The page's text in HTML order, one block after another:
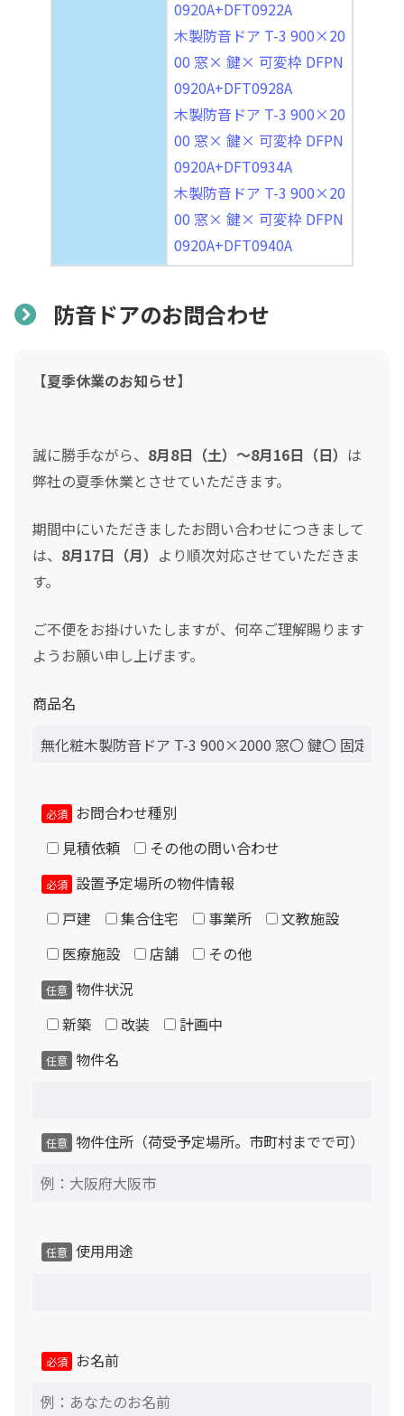
0920A+DFT0922A
木製防音ドア T-3 900×20
00 窓× 鍵× 可変枠 DFPN
0920A+DFT0928A
木製防音ドア T-3 900×20
00 窓× 鍵× 可変枠 DFPN
0920A+DFT0934A
木製防音ドア T-3 900×20
00 窓× 鍵× 可変枠 DFPN
0920A+DFT0940A
防音ドアのお問合わせ
【夏季休業のお知らせ】
誠に勝手ながら、 8月8日（土）～8月16日（日） は
弊社の夏季休業とさせていただきます。
期間中にいただきましたお問い合わせにつきまして
は、 8月17日（月） より順次対応させていただきま
す。
ご不便をお掛けいたしますが、何卒ご理解賜ります
ようお願い申し上げます。
商品名
必須 お問合わせ種別
見積依頼
その他の問い合わせ
必須 設置予定場所の物件情報
戸建
集合住宅 事業所
文教施設
医療施設
店舗 その他
任意
物件状況
新築
改装 計画中
任意 物件名
任意 物件住所（荷受予定場所。市町村までで可）
任意 使用用途
必須 お名前